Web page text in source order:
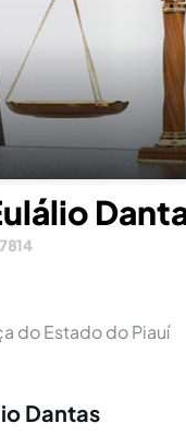
do Estado do Piauí
Dantas